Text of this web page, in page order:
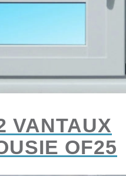
VANTAUX
OF25